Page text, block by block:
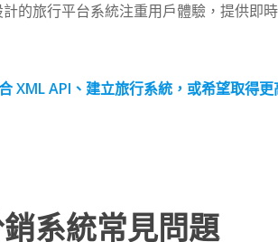
的旅行平台系統注重用戶體驗，提供即
XML API、建立旅行系統，或希望取得
系統常見問題